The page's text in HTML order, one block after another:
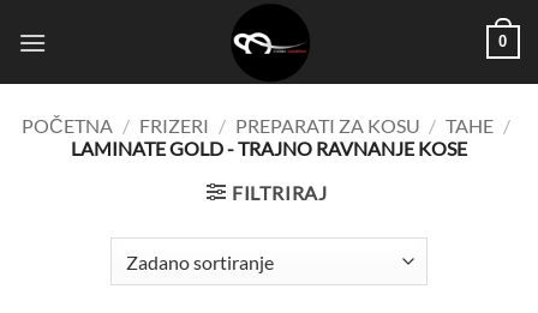
0
POČETNA / FRIZERI / PREPARATI ZA KOSU / TAHE /
LAMINATE GOLD - TRAJNO RAVNANJE KOSE
FILTRIRAJ